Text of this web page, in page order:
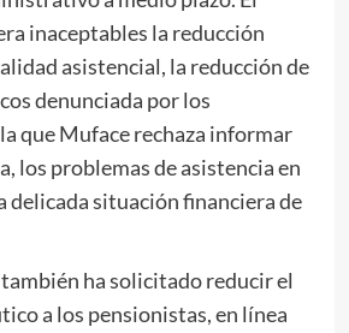
inaceptables la reducción
asistencial, la reducción de
denunciada por los
que Muface rechaza informar
los problemas de asistencia en
delicada situación financiera de
ha solicitado reducir el
a los pensionistas, en línea